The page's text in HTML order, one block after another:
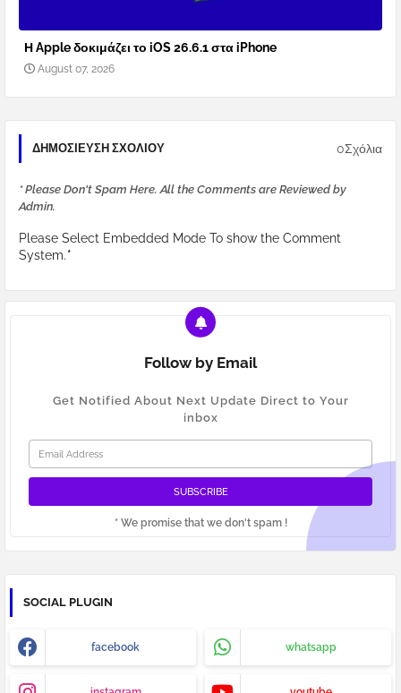
Η Apple δοκιμάζει το iOS 26.6.1 στα iPhone
August 07, 2026
ΔΗΜΟΣΊΕΥΣΗ ΣΧΟΛΊΟΥ 0Σχόλια
* Please Don't Spam Here. All the Comments are Reviewed by
Admin.
Please Select Embedded Mode To show the Comment
System.*
Follow by Email
Get Notified About Next Update Direct to Your
inbox
* We promise that we don't spam !
SOCIAL PLUGIN
facebook whatsapp